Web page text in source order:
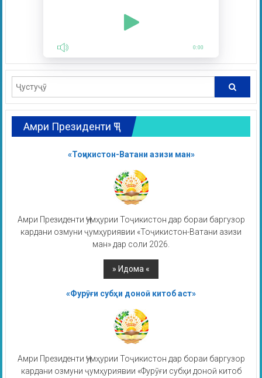
0:00
Амри Президенти ҶТ
«Тоҷикистон-Ватани азизи ман»
Амри Президенти Ҷумҳурии Тоҷикистон дар бораи баргузор
кардани озмуни ҷумҳуриявии «Тоҷикистон-Ватани азизи
ман» дар соли 2026.
«Фурӯғи субҳи доноӣ китоб аст»
Амри Президенти Ҷумҳурии Тоҷикистон дар бораи баргузор
кардани озмуни ҷумҳуриявии «Фурӯғи субҳи доноӣ китоб